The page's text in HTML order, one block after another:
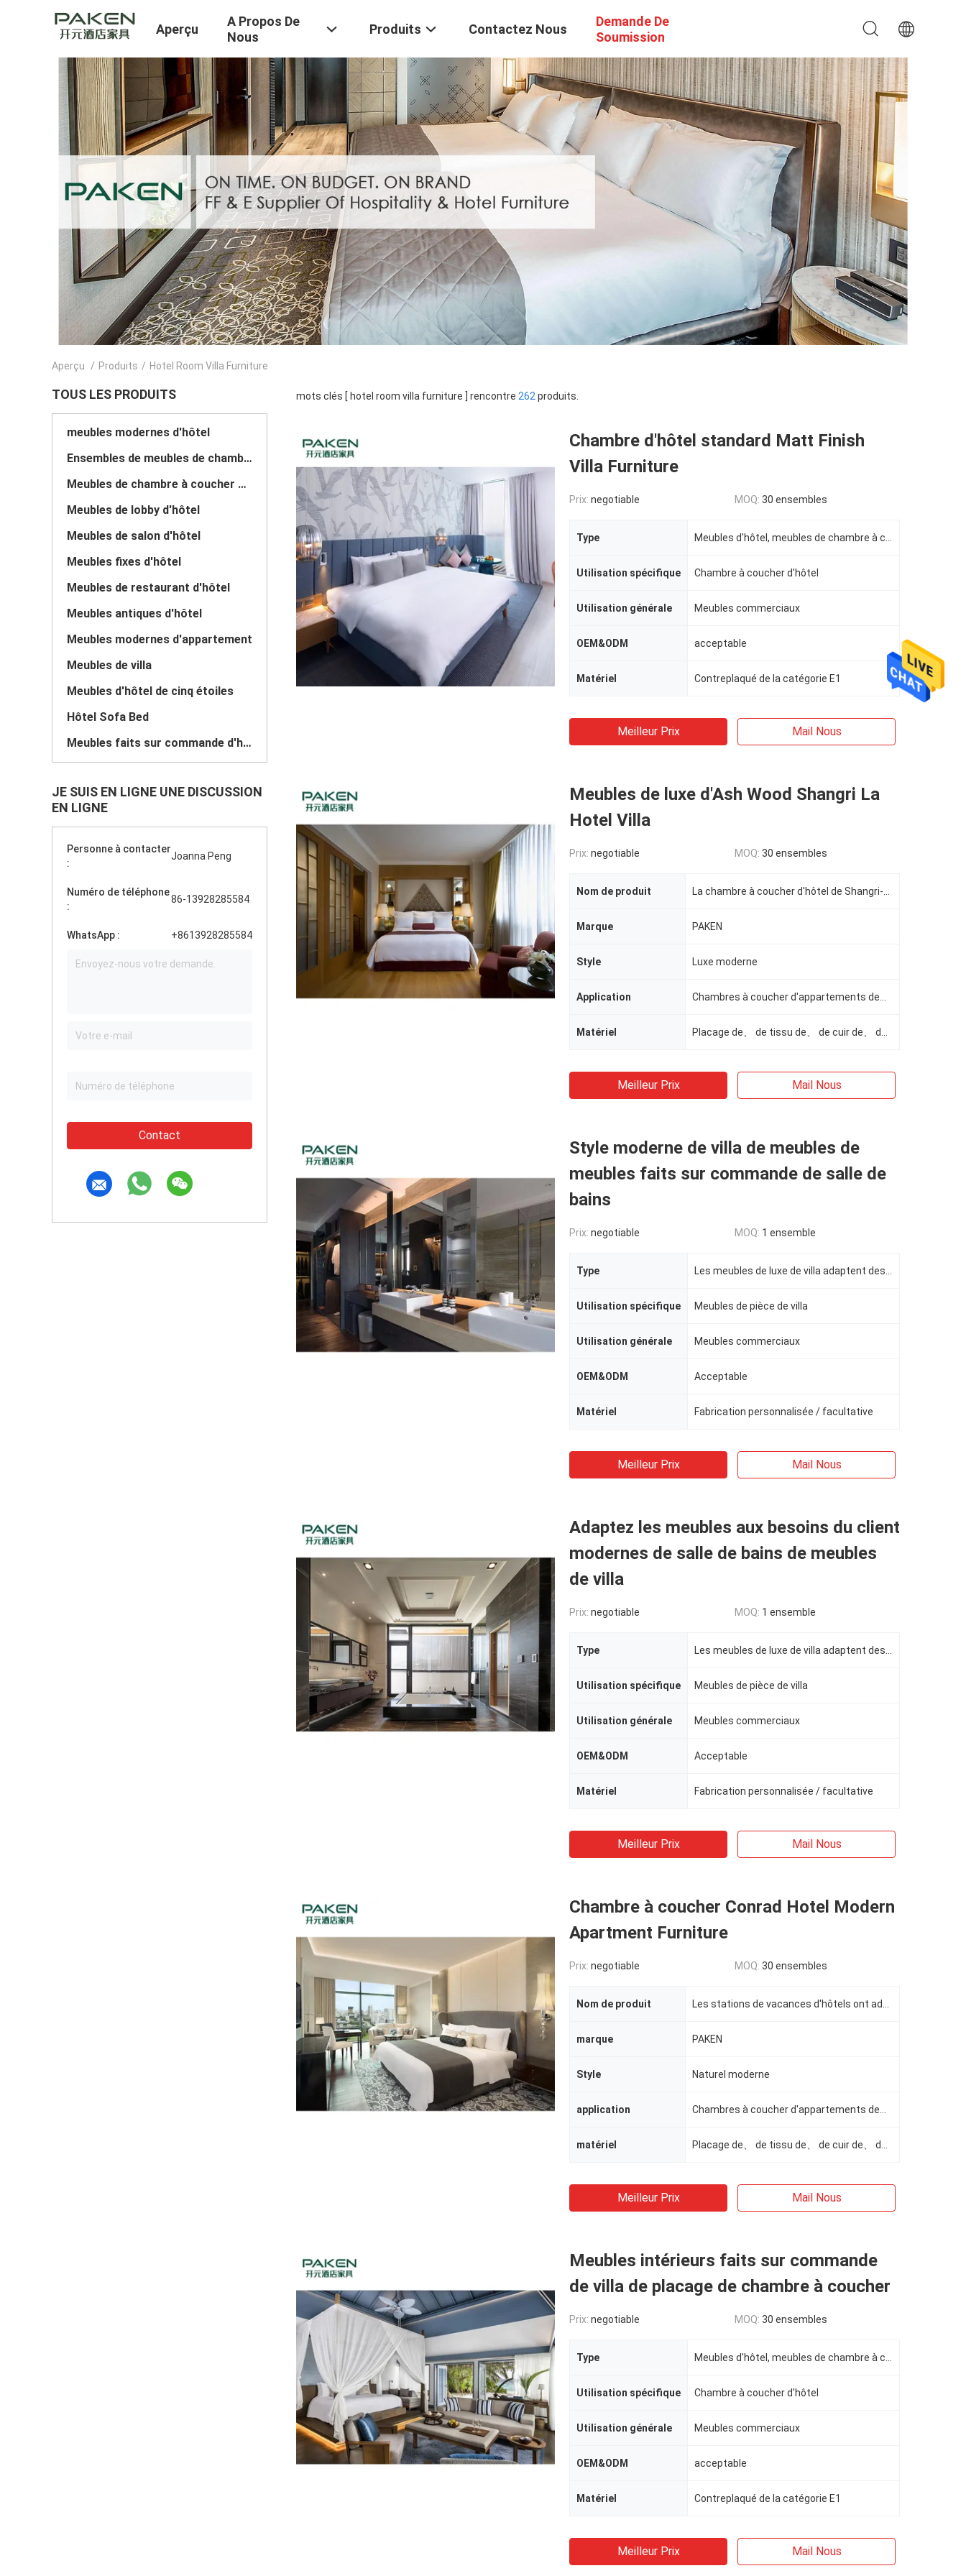
Aperçu
A Propos De
Nous
Produits Contactez Nous
Demande De
Soumission
Aperçu / Produits / Hotel Room Villa Furniture
TOUS LES PRODUITS
meubles modernes d'hôtel
Ensembles de meubles de chambre à coucher d'hôtel
Meubles de chambre à coucher d'hôtel de luxe
Meubles de lobby d'hôtel
Meubles de salon d'hôtel
Meubles fixes d'hôtel
Meubles de restaurant d'hôtel
Meubles antiques d'hôtel
Meubles modernes d'appartement
Meubles de villa
Meubles d'hôtel de cinq étoiles
Hôtel Sofa Bed
Meubles faits sur commande d'hôtel
JE SUIS EN LIGNE UNE DISCUSSION
EN LIGNE
Personne à contacter
:
Joanna Peng
Numéro de téléphone
:
86-13928285584
WhatsApp : +8613928285584
Contact
mots clés [ hotel room villa furniture ] rencontre 262 produits.
Chambre d'hôtel standard Matt Finish
Villa Furniture
Prix: negotiable MOQ: 30 ensembles
Type
Utilisation spécifique Chambre à coucher d'hôtel
Utilisation générale Meubles commerciaux
OEM&ODM acceptable
Matériel Contreplaqué de la catégorie E1
Meilleur Prix Mail Nous
Meubles de luxe d'Ash Wood Shangri La
Hotel Villa
Prix: negotiable MOQ: 30 ensembles
Nom de produit
Marque PAKEN
Style Luxe moderne
Application
Matériel
Meilleur Prix Mail Nous
Style moderne de villa de meubles de
meubles faits sur commande de salle de
bains
Prix: negotiable MOQ: 1 ensemble
Type
Utilisation spécifique Meubles de pièce de villa
Utilisation générale Meubles commerciaux
OEM&ODM Acceptable
Matériel Fabrication personnalisée / facultative
Meilleur Prix Mail Nous
Adaptez les meubles aux besoins du client
modernes de salle de bains de meubles
de villa
Prix: negotiable MOQ: 1 ensemble
Type
Utilisation spécifique Meubles de pièce de villa
Utilisation générale Meubles commerciaux
OEM&ODM Acceptable
Matériel Fabrication personnalisée / facultative
Meilleur Prix Mail Nous
Chambre à coucher Conrad Hotel Modern
Apartment Furniture
Prix: negotiable MOQ: 30 ensembles
Nom de produit
marque PAKEN
Style Naturel moderne
application
matériel
Meilleur Prix Mail Nous
Meubles intérieurs faits sur commande
de villa de placage de chambre à coucher
Prix: negotiable MOQ: 30 ensembles
Type
Utilisation spécifique Chambre à coucher d'hôtel
Utilisation générale Meubles commerciaux
OEM&ODM acceptable
Matériel Contreplaqué de la catégorie E1
Meilleur Prix Mail Nous